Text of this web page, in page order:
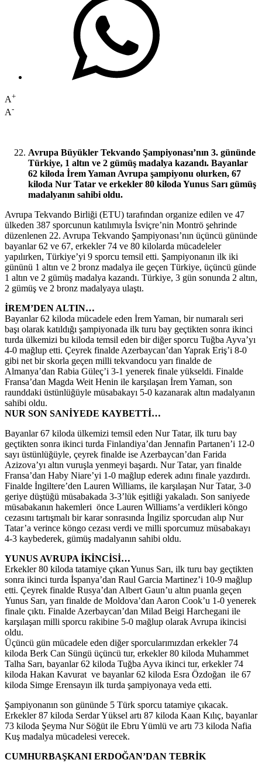
A+
A-
Avrupa Büyükler Tekvando Şampiyonası’nın 3. gününde
Türkiye, 1 altın ve 2 gümüş madalya kazandı. Bayanlar
62 kiloda İrem Yaman Avrupa şampiyonu olurken, 67
kiloda Nur Tatar ve erkekler 80 kiloda Yunus Sarı gümüş
madalyanın sahibi oldu.
Avrupa Tekvando Birliği (ETU) tarafından organize edilen ve 47
ülkeden 387 sporcunun katılımıyla İsviçre’nin Montrö şehrinde
düzenlenen 22. Avrupa Tekvando Şampiyonası’nın üçüncü gününde
bayanlar 62 ve 67, erkekler 74 ve 80 kilolarda mücadeleler
yapılırken, Türkiye’yi 9 sporcu temsil etti. Şampiyonanın ilk iki
gününü 1 altın ve 2 bronz madalya ile geçen Türkiye, üçüncü günde
1 altın ve 2 gümüş madalya kazandı. Türkiye, 3 gün sonunda 2 altın,
2 gümüş ve 2 bronz madalyaya ulaştı.
İREM’DEN ALTIN…
Bayanlar 62 kiloda mücadele eden İrem Yaman, bir numaralı seri
başı olarak katıldığı şampiyonada ilk turu bay geçtikten sonra ikinci
turda ülkemizi bu kiloda temsil eden bir diğer sporcu Tuğba Ayva’yı
4-0 mağlup etti. Çeyrek finalde Azerbaycan’dan Yaprak Eriş’i 8-0
gibi net bir skorla geçen milli tekvandocu yarı finalde de
Almanya’dan Rabia Güleç’i 3-1 yenerek finale yükseldi. Finalde
Fransa’dan Magda Weit Henin ile karşılaşan İrem Yaman, son
raunddaki üstünlüğüyle müsabakayı 5-0 kazanarak altın madalyanın
sahibi oldu.
NUR SON SANİYEDE KAYBETTİ…
Bayanlar 67 kiloda ülkemizi temsil eden Nur Tatar, ilk turu bay
geçtikten sonra ikinci turda Finlandiya’dan Jennafin Partanen’i 12-0
sayı üstünlüğüyle, çeyrek finalde ise Azerbaycan’dan Farida
Azizova’yı altın vuruşla yenmeyi başardı. Nur Tatar, yarı finalde
Fransa’dan Haby Niare’yi 1-0 mağlup ederek adını finale yazdırdı.
Finalde İngiltere’den Lauren Williams, ile karşılaşan Nur Tatar, 3-0
geriye düştüğü müsabakada 3-3’lük eşitliği yakaladı. Son saniyede
müsabakanın hakemleri önce Lauren Williams’a verdikleri köngo
cezasını tartışmalı bir karar sonrasında İngiliz sporcudan alıp Nur
Tatar’a verince köngo cezası verdi ve milli sporcumuz müsabakayı
4-3 kaybederek, gümüş madalyanın sahibi oldu.
YUNUS AVRUPA İKİNCİSİ…
Erkekler 80 kiloda tatamiye çıkan Yunus Sarı, ilk turu bay geçtikten
sonra ikinci turda İspanya’dan Raul Garcia Martinez’i 10-9 mağlup
etti. Çeyrek finalde Rusya’dan Albert Gaun’u altın puanla geçen
Yunus Sarı, yarı finalde de Moldova’dan Aaron Cook’u 1-0 yenerek
finale çıktı. Finalde Azerbaycan’dan Milad Beigi Harchegani ile
karşılaşan milli sporcu rakibine 5-0 mağlup olarak Avrupa ikincisi
oldu.
Üçüncü gün mücadele eden diğer sporcularımızdan erkekler 74
kiloda Berk Can Süngü üçüncü tur, erkekler 80 kiloda Muhammet
Talha Sarı, bayanlar 62 kiloda Tuğba Ayva ikinci tur, erkekler 74
kiloda Hakan Kavurat ve bayanlar 62 kiloda Esra Özdoğan ile 67
kiloda Simge Erensayın ilk turda şampiyonaya veda etti.
Şampiyonanın son gününde 5 Türk sporcu tatamiye çıkacak.
Erkekler 87 kiloda Serdar Yüksel artı 87 kiloda Kaan Kılıç, bayanlar
73 kiloda Şeyma Nur Söğüt ile Ebru Yümlü ve artı 73 kiloda Nafia
Kuş madalya mücadelesi verecek.
CUMHURBAŞKANI ERDOĞAN’DAN TEBRİK